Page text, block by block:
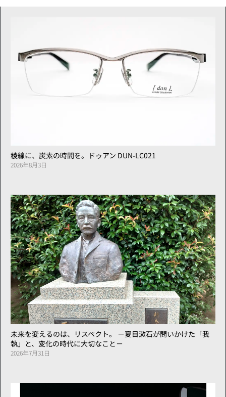
稜線に、炭素の時間を。ドゥアン DUN-LC021
2026年8月3日
未来を変えるのは、リスペクト。 －夏目漱石が問いかけた「我
執」と、変化の時代に大切なこと－
2026年7月31日